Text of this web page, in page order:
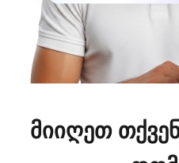
მიიღეთ